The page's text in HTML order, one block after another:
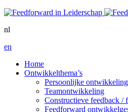
nl
en
Home
Ontwikkelthema’s
Persoonlijke ontwikkeling
Teamontwikkeling
Constructieve feedback /
Feedforward